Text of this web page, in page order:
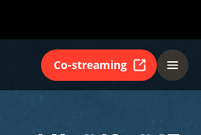
Co-streaming